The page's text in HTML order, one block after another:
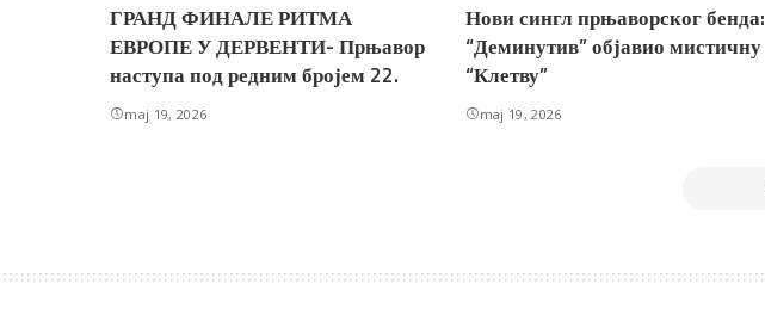
ГРАНД ФИНАЛЕ РИТМА
ЕВРОПЕ У ДЕРВЕНТИ- Прњавор
наступа под редним бројем 22.
maj 19, 2026
Нови сингл прњаворског бенда:
“Деминутив” објавио мистичну
“Клетву”
maj 19, 2026